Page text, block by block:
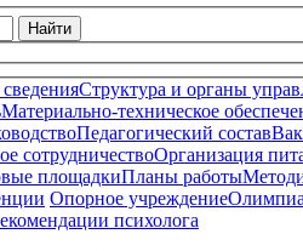
Найти
Структура и органы
Материально-техническое
Педагогический состав
сотрудничествоОрганизация
площадкиПланы работы
Опорное учреждение
психолога